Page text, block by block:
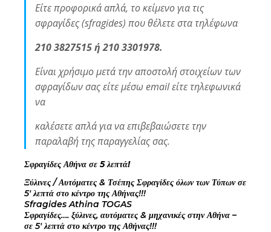
Είτε προφορικά απλά, το κείμενο για τις
σφραγίδες (sfragides) που θέλετε στα τηλέφωνα
210 3827515 ή 210 3301978.
Είναι χρήσιμο μετά την αποστολή στοιχείων των
σφραγίδων σας είτε μέσω email είτε τηλεφωνικά
να
καλέσετε απλά για να επιβεβαιώσετε την
παραλαβή της παραγγελίας σας.
Σφραγίδες Αθήνα σε 5 λεπτά!
Ξύλινες / Αυτόματες & Τσέπης Σφραγίδες όλων των Τύπων σε
5′ λεπτά στο κέντρο της Αθήνας!!!
Sfragides Athina TOGAS
Σφραγίδες…. ξύλινες, αυτόματες & μηχανικές στην Αθήνα –
σε 5′ λεπτά στο κέντρο της Αθήνας!!!